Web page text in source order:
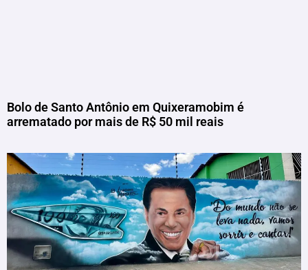
Bolo de Santo Antônio em Quixeramobim é
arrematado por mais de R$ 50 mil reais